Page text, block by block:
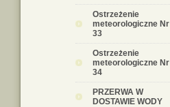
Ostrzeżenie
meteorologiczne Nr
33
Ostrzeżenie
meteorologiczne Nr
34
PRZERWA W
DOSTAWIE WODY